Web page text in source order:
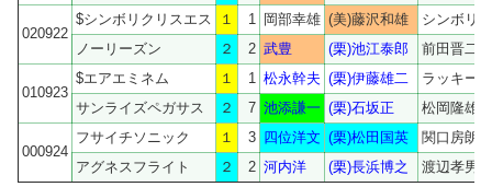
020922
$シンボリクリスエス １ 1 岡部幸雄 (美)藤沢和雄
シンボリ
ノーリーズン
２ 2 武豊 (栗)池江泰郎 前田晋二
010923
$エアエミネム １ 1 松永幹夫 (栗)伊藤雄二
ラッキー
サンライズペガサス
２ 7 池添謙一 (栗)石坂正 松岡隆雄
000924
フサイチソニック １ 3 四位洋文 (栗)松田国英
関口房朗
アグネスフライト
２ 2 河内洋 (栗)長浜博之 渡辺孝男